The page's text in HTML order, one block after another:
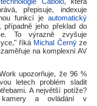
přepisuje, indexuje
funkcí je automatický
případně jeho překlad do
To výrazně zvyšuje
říká Michal Černýze
na komplexní AV
upozorňuje, že 96 %
letech problém sladit
A největší potíže?
kamery a ovládání v